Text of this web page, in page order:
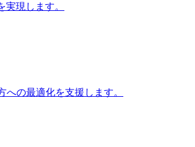
現します。
の最適化を支援します。